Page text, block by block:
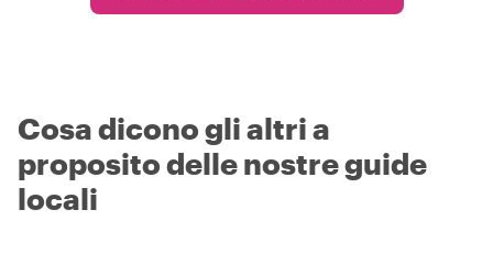
Cosa dicono gli altri a
proposito delle nostre guide
locali